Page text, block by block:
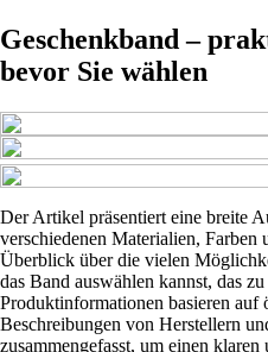
Geschenkband –
bevor Sie wählen
Der Artikel präsentiert eine breite
verschiedenen Materialien, Farben
Überblick über die vielen
das Band auswählen kannst, das
Produktinformationen basieren auf
Beschreibungen von Herstellern
zusammengefasst, um einen